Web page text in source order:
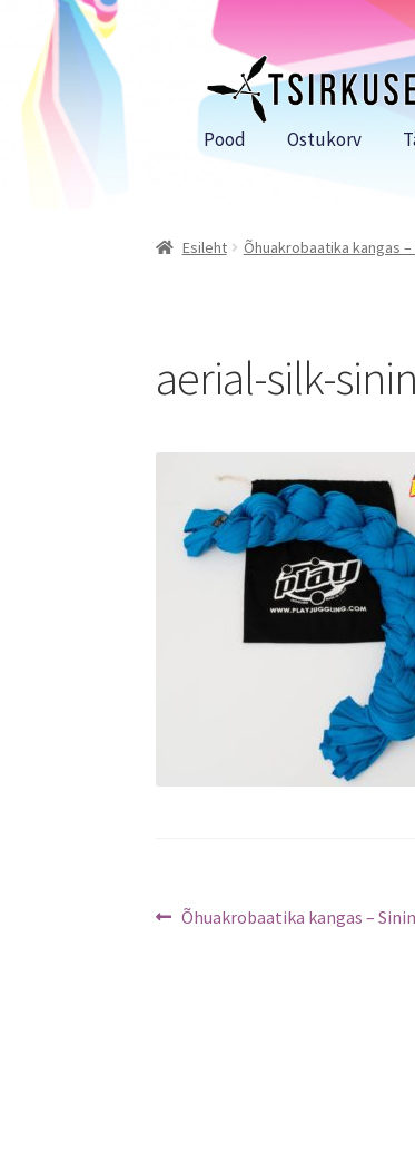
Liigu
navigeerimisele
Liigu
sisu
Pood Ostukorv
Esileht Õhuakrobaatika kangas –
aerial-silk-
Navigeerimine
Previous
Õhuakrobaatika kangas –